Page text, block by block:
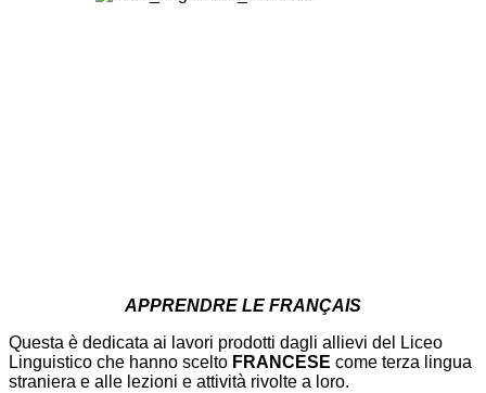
APPRENDRE LE FRANÇAIS
Questa è dedicata ai lavori prodotti dagli allievi del Liceo
Linguistico che hanno scelto FRANCESE come terza lingua
straniera e alle lezioni e attività rivolte a loro.